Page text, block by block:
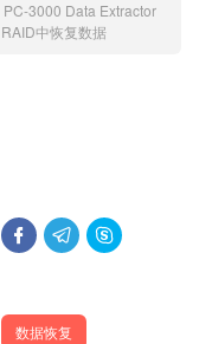
PC-3000 Data Extractor
中恢复数据
  
数据恢复